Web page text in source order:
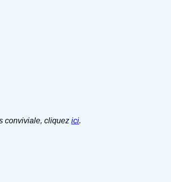
conviviale, cliquez ici.